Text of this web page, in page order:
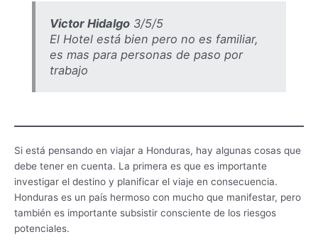
Victor Hidalgo3/5/5
El Hotel está bien pero no es familiar,
es mas para personas de paso por
trabajo
Si está pensando en viajar a Honduras, hay algunas cosas que
debe tener en cuenta. La primera es que es importante
investigar el destino y planificar el viaje en consecuencia.
Honduras es un país hermoso con mucho que manifestar, pero
también es importante subsistir consciente de los riesgos
potenciales.